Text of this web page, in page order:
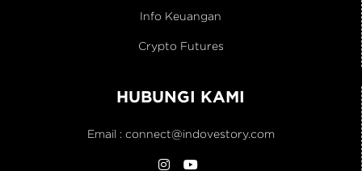
Info Keuangan
Crypto Futures
HUBUNGI KAMI
Email : connect@indovestory.com